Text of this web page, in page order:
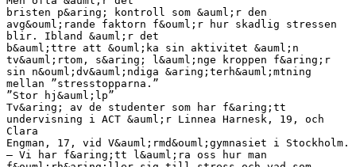
bristen p&aring; kontroll som &auml;r den
avg&ouml;rande faktorn f&ouml;r hur skadlig stressen
blir. Ibland &auml;r det
b&auml;ttre att &ouml;ka sin aktivitet &auml;n
tv&auml;rtom, s&aring; l&auml;nge kroppen f&aring;r
sin n&ouml;dv&auml;ndiga &aring;terh&auml;mtning
mellan ”stresstopparna.”
”Stor hj&auml;lp”
Tv&aring; av de studenter som har f&aring;tt
undervisning i ACT &auml;r Linnea Harnesk, 19, och
Clara
Engman, 17, vid V&auml;rmd&ouml;gymnasiet i Stockholm.
– Vi har f&aring;tt l&auml;ra oss hur man